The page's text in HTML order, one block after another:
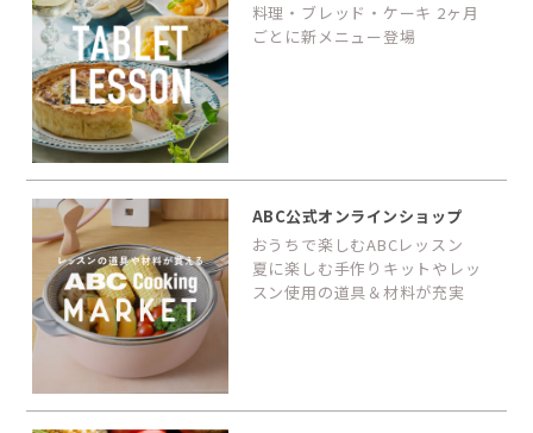
料理・ブレッド・ケーキ 2ヶ月
ごとに新メニュー登場
ABC公式オンラインショップ
おうちで楽しむABCレッスン
夏に楽しむ手作りキットやレッ
スン使用の道具＆材料が充実